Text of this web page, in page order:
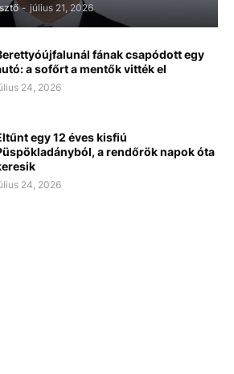
- július 21, 2026
fának csapódott egy
a sofőrt a mentők vitték el
24, 2026
egy 12 éves kisfiú
a rendőrök napok óta
24, 2026